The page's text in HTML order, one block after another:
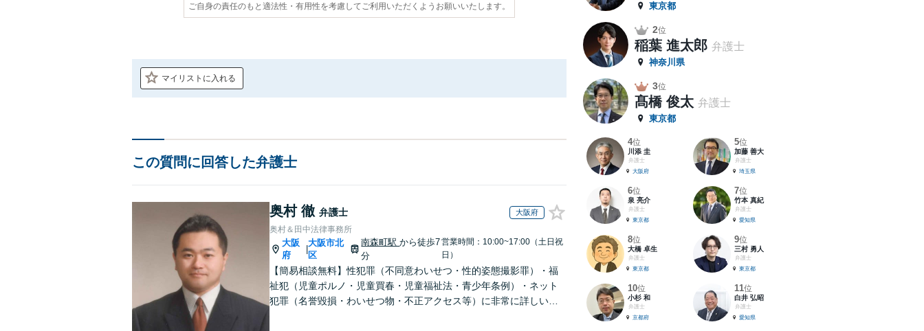
ご自身の責任のもと適法性・有用性を考慮してご利用いただくようお願いいたします。
マイリストに入れる
この質問に回答した弁護士
奥村 徹 弁護士 大阪府
奥村＆田中法律事務所
大阪
府
|
大阪市北
区
南森町駅から徒歩7
分
営業時間：10:00~17:00（土日祝
日）
【簡易相談無料】性犯罪（不同意わいせつ・性的姿態撮影罪）・福
祉犯（児童ポルノ・児童買春・児童福祉法・青少年条例）・ネット
犯罪（名誉毀損・わいせつ物・不正アクセス等）に非常に詳しい弁
東京都
2位
稲葉 進太郎 弁護士
神奈川県
3位
髙橋 俊太 弁護士
東京都
4位
川添 圭
弁護士
大阪府
5位
加藤 善大
弁護士
埼玉県
6位
泉 亮介
弁護士
東京都
7位
竹本 真紀
弁護士
愛知県
8位
大橋 卓生
弁護士
東京都
9位
三村 勇人
弁護士
東京都
10位
小杉 和
弁護士
京都府
11位
白井 弘昭
弁護士
愛知県